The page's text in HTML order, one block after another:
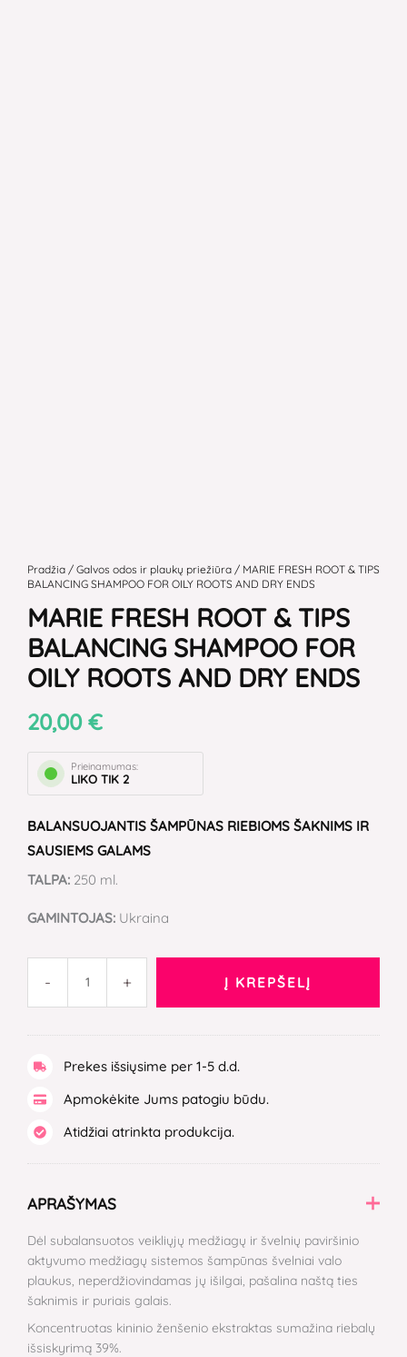
Pradžia / Galvos odos ir plaukų priežiūra / MARIE FRESH ROOT & TIPS
BALANCING SHAMPOO FOR OILY ROOTS AND DRY ENDS
MARIE FRESH ROOT & TIPS
BALANCING SHAMPOO FOR
OILY ROOTS AND DRY ENDS
20,00 €
Prieinamumas:
LIKO TIK 2
BALANSUOJANTIS ŠAMPŪNAS RIEBIOMS ŠAKNIMS IR
SAUSIEMS GALAMS
TALPA: 250 ml.
GAMINTOJAS: Ukraina
-
kiekis:
MARIE
FRESH
ROOT
&
TIPS
SHAMPOO
FOR
OILY
ROOTS
AND
+ Į KREPŠELĮ
Prekes išsiųsime per 1-5 d.d.
Apmokėkite Jums patogiu būdu.
Atidžiai atrinkta produkcija.
APRAŠYMAS
Dėl subalansuotos veikliųjų medžiagų ir švelnių paviršinio
aktyvumo medžiagų sistemos šampūnas švelniai valo
plaukus, neperdžiovindamas jų išilgai, pašalina naštą ties
šaknimis ir puriais galais.
Koncentruotas kininio ženšenio ekstraktas sumažina riebalų
išsiskyrimą 39%.